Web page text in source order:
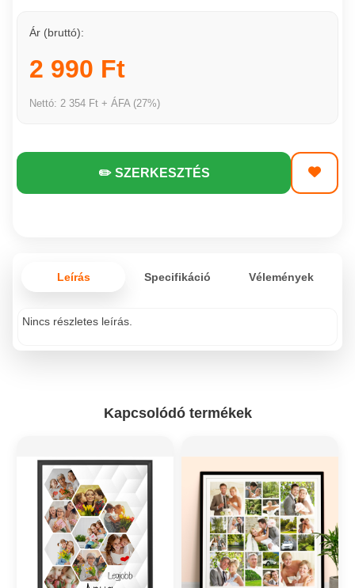
Ár (bruttó):
2 990 Ft
Nettó: 2 354 Ft + ÁFA (27%)
✏️ SZERKESZTÉS
Leírás Specifikáció Vélemények
Nincs részletes leírás.
Kapcsolódó termékek